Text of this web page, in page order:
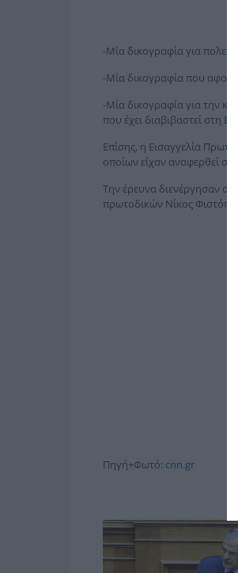
-Μία δικογραφία για
-Μία δικογραφία που
-Μία δικογραφία για την
που έχει διαβιβαστεί στη
Επίσης, η Εισαγγελία
οποίων είχαν αναφερθεί
Την έρευνα διενέργησαν ο
πρωτοδικών Νίκος
Πηγή+Φωτό: cnn.gr